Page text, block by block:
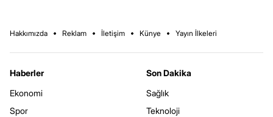
Hakkımızda Reklam İletişim Künye Yayın İlkeleri
Haberler
Ekonomi
Spor
Son Dakika
Sağlık
Teknoloji